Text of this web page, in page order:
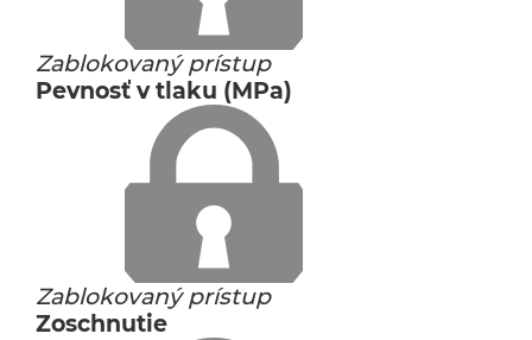
Zablokovaný prístup
Pevnosť v tlaku (MPa)
Zablokovaný prístup
Zoschnutie